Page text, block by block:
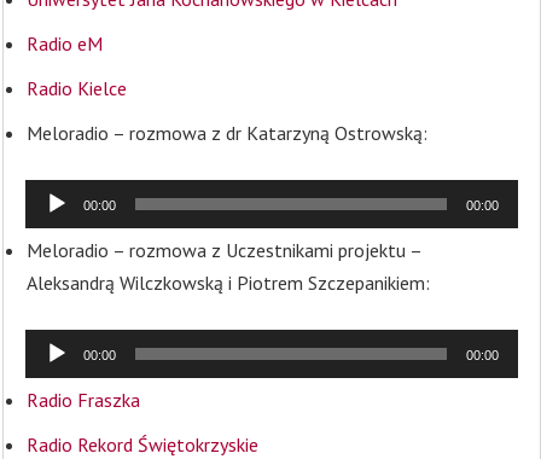
Radio eM
Radio Kielce
Meloradio – rozmowa z dr Katarzyną Ostrowską:
00:00 00:00
Meloradio – rozmowa z Uczestnikami projektu –
Aleksandrą Wilczkowską i Piotrem Szczepanikiem:
00:00 00:00
Radio Fraszka
Radio Rekord Świętokrzyskie